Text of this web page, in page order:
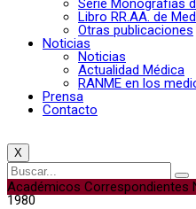
Serie Monografías
Libro RR.AA. de
Otras publicaciones
Noticias
Noticias
Actualidad Médica
RANME en los
Prensa
Contacto
X
Académicos Correspondientes
1980